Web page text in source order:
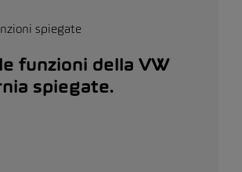
spiegate
funzioni della VW
spiegate.